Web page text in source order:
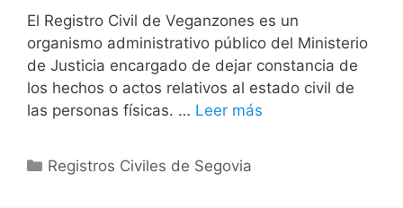
El Registro Civil de Veganzones es un
organismo administrativo público del Ministerio
de Justicia encargado de dejar constancia de
los hechos o actos relativos al estado civil de
las personas físicas. … Leer más
Categorías
Registros Civiles de Segovia